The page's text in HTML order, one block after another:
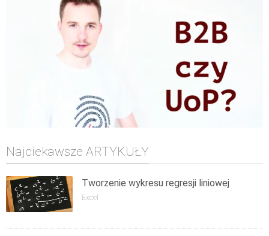
Najciekawsze ARTYKUŁY
Tworzenie wykresu regresji liniowej
Excel